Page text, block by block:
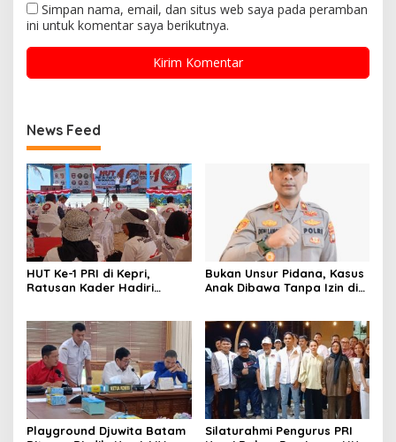
Simpan nama, email, dan situs web saya pada peramban
ini untuk komentar saya berikutnya.
News Feed
HUT Ke-1 PRI di Kepri,
Ratusan Kader Hadiri
Bukan Unsur Pidana, Kasus
Anak Dibawa Tanpa Izin di
Playground Djuwita Batam
Silaturahmi Pengurus PRI